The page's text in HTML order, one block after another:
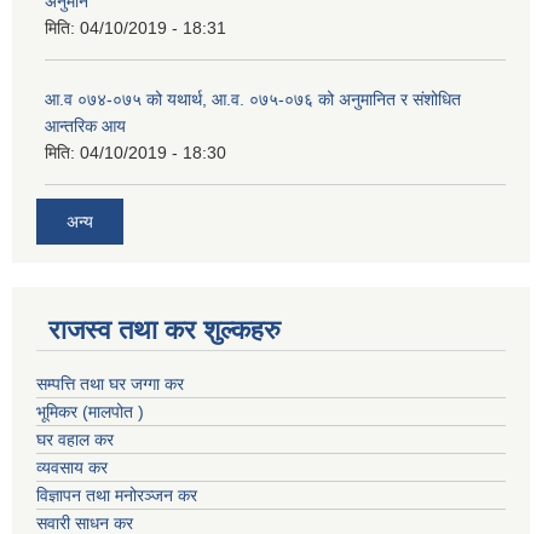
मिति: 04/10/2019 - 18:31
आ.व ०७४-०७५ को यथार्थ, आ.व. ०७५-०७६ को अनुमानित र संशोधित
आन्तरिक आय
मिति: 04/10/2019 - 18:30
अन्य
राजस्व तथा कर शुल्कहरु
सम्पत्ति तथा घर जग्गा कर
भूमिकर (मालपोत )
घर वहाल कर
व्यवसाय कर
विज्ञापन तथा मनोरञ्जन कर
सवारी साधन कर